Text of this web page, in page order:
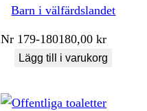
Barn i välfärdslandet
Nr 179-180180,00kr
Lägg till i varukorg